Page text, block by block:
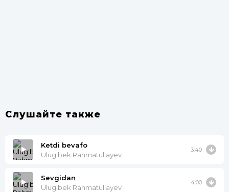
Слушайте также
Ketdi bevafo
Ulug'bek Rahmatullayev
3:40
Sevgidan
Ulug'bek Rahmatullayev
4:00